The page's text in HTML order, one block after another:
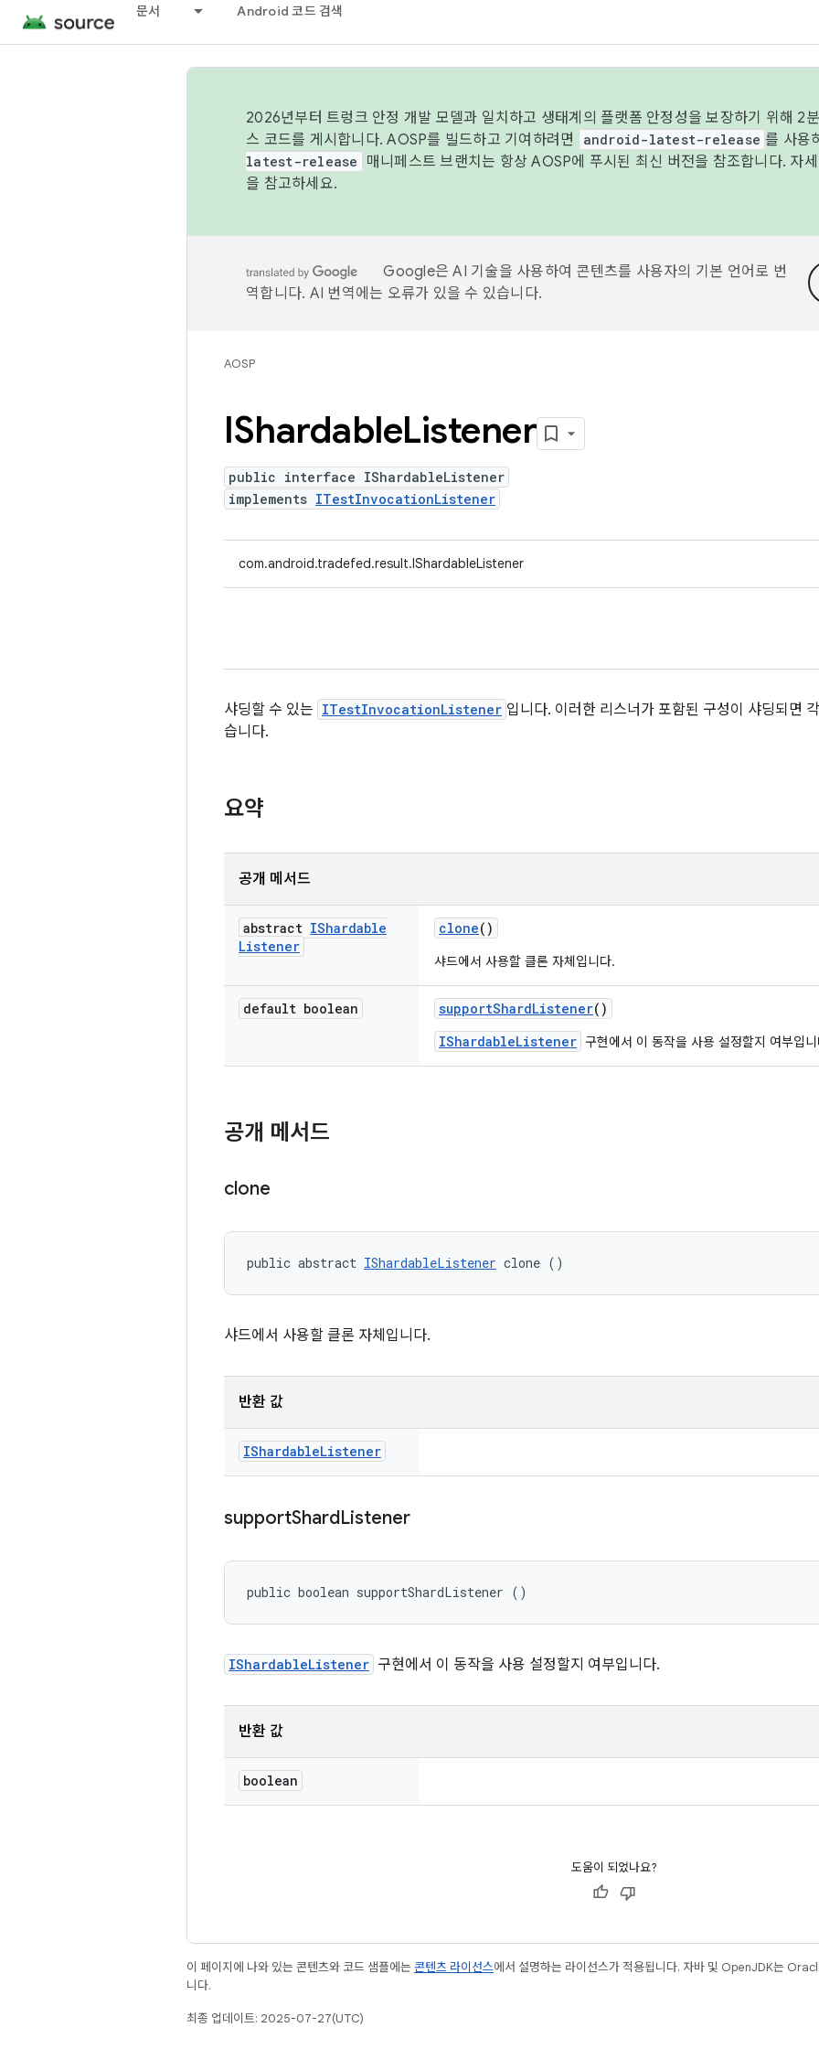
문서 Android 코드 검색
2026년부터 트렁크 안정 개발 모델과 일치하고 생태계의 플랫폼 안정성을 보장하기 위해 2
스 코드를 게시합니다. AOSP를 빌드하고 기여하려면
android-latest-release 를 사용
latest-release
매니페스트 브랜치는 항상 AOSP에 푸시된 최신 버전을 참조합니다. 자
을 참고하세요.
Google은 AI 기술을 사용하여 콘텐츠를 사용자의 기본 언어로 번
역합니다. AI 번역에는 오류가 있을 수 있습니다.
AOSP
IShardableListener
public interface IShardableListener
implements ITestInvocationListener
com.android.tradefed.result.IShardableListener
샤딩할 수 있는 ITestInvocationListener 입니다. 이러한 리스너가 포함된 구성이 샤딩되면
습니다.
요약
공개 메서드
abstract IShardable
Listener
clone()
샤드에서 사용할 클론 자체입니다.
default boolean supportShardListener()
IShardableListener 구현에서 이 동작을 사용 설정할지 여부입
공개 메서드
clone
public abstract IShardableListener clone ()
샤드에서 사용할 클론 자체입니다.
반환 값
IShardableListener
supportShardListener
public boolean supportShardListener ()
IShardableListener 구현에서 이 동작을 사용 설정할지 여부입니다.
반환 값
boolean
도움이 되었나요?
이 페이지에 나와 있는 콘텐츠와 코드 샘플에는 콘텐츠 라이선스에서 설명하는 라이선스가 적용됩니다. 자바 및 OpenJDK는
니다.
최종 업데이트: 2025-07-27(UTC)